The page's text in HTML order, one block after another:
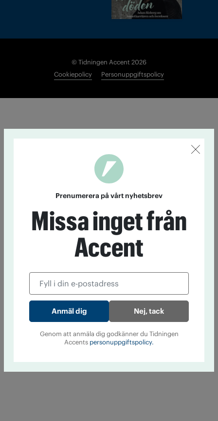
© Tidningen Accent 2026
Cookiepolicy
Personuppgiftspolicy
Prenumerera på vårt nyhetsbrev
Missa inget från
Accent
Nej, tack
Genom att anmäla dig godkänner du Tidningen
Accents personuppgiftspolicy.